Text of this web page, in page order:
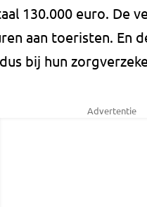
130.000 euro. De
aan toeristen. En
bij hun
Advertentie